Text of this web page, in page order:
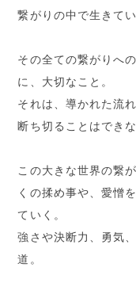
繋がりの中で生きてい
その全ての繋がりへ
に、大切なこと。
それは、導かれた流
断ち切ることはでき
この大きな世界の繋
くの揉め事や、愛憎
ていく。
強さや決断力、勇気
道。